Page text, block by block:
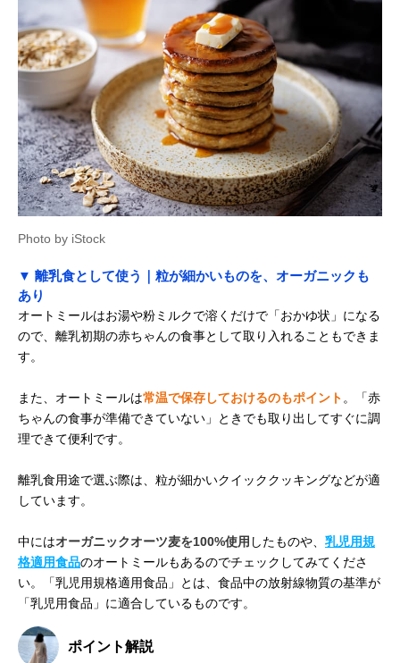
Photo by iStock
▼ 離乳食として使う｜粒が細かいものを、オーガニックも
あり
オートミールはお湯や粉ミルクで溶くだけで「おかゆ状」になる
ので、離乳初期の赤ちゃんの食事として取り入れることもできま
す。
また、オートミールは常温で保存しておけるのもポイント 。「赤
ちゃんの食事が準備できていない」ときでも取り出してすぐに調
理できて便利です。
離乳食用途で選ぶ際は、粒が細かいクイッククッキングなどが適
しています。
中にはオーガニックオーツ麦を100%使用 したものや、 乳児用規
格適用食品のオートミールもあるのでチェックしてみてくださ
い。「乳児用規格適用食品」とは、食品中の放射線物質の基準が
「乳児用食品」に適合しているものです。
ポイント解説